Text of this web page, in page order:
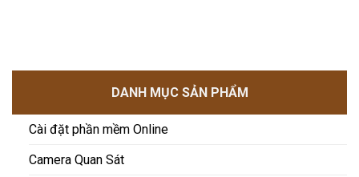
DANH MỤC SẢN PHẨM
Cài đặt phần mềm Online
Camera Quan Sát